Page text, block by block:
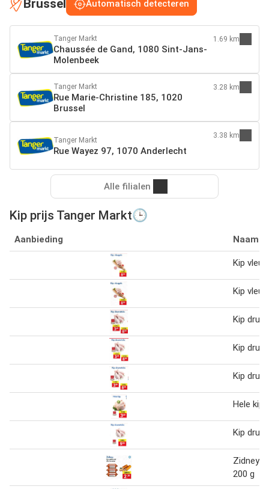
Brussel Automatisch detecteren
Tanger Markt
Chaussée de Gand, 1080 Sint-Jans-
Molenbeek
1.69 km
Tanger Markt
Rue Marie-Christine 185, 1020
Brussel
3.28 km
Tanger Markt
Rue Wayez 97, 1070 Anderlecht
3.38 km
Alle filialen
Kip prijs Tanger Markt🕒
Aanbieding Naam
Kip
Kip
Kip
Kip
Kip
Hele kip
Kip
Zidney
200 g